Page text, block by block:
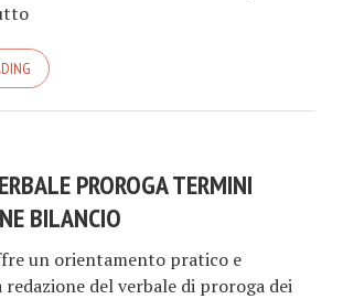
PROROGA TERMINI
BILANCIO​​
un orientamento pratico e
del verbale di proroga dei